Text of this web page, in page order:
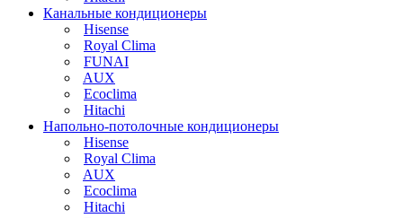
Канальные кондиционеры
Hisense
Royal Clima
FUNAI
AUX
Ecoclima
Hitachi
Напольно-потолочные кондиционеры
Hisense
Royal Clima
AUX
Ecoclima
Hitachi